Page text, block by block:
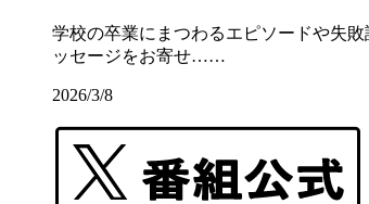
学校の卒業にまつわるエピソードや失
ッセージをお寄せ……
2026/3/8